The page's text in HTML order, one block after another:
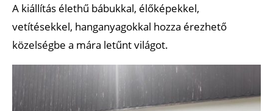
A kiállítás élethű bábukkal, élőképekkel,
vetítésekkel, hanganyagokkal hozza érezhető
közelségbe a mára letűnt világot.